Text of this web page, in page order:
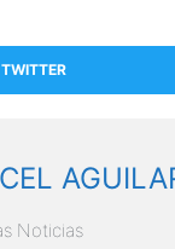
TWITTER
Noticias